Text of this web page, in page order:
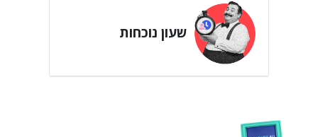
שעון נוכחות